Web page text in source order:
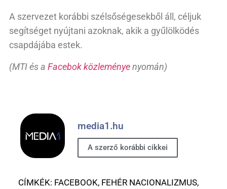
A szervezet korábbi szélsőségesekből áll, céljuk
segítséget nyújtani azoknak, akik a gyűlölködés
csapdájába estek.
(MTI és a Facebok közleményenyomán)
media1.hu
A szerző korábbi cikkei
CÍMKÉK: FACEBOOK, FEHÉR NACIONALIZMUS,